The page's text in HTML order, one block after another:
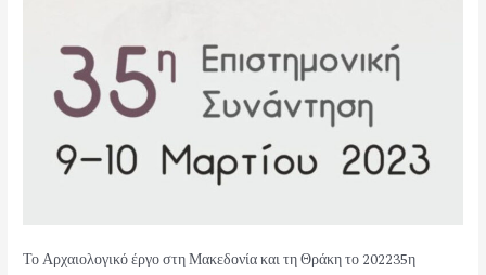
Το Αρχαιολογικό έργο στη Μακεδονία και τη Θράκη το 202235η